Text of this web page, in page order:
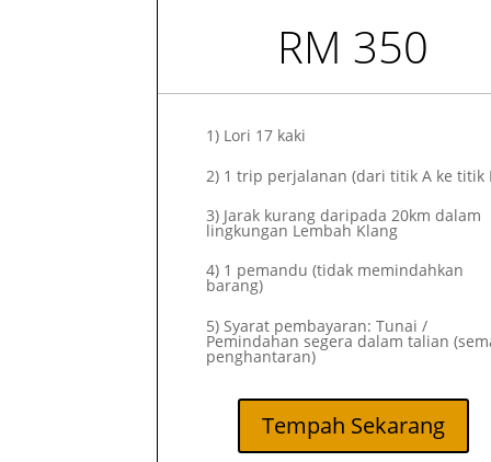
RM 350
1) Lori 17 kaki
2) 1 trip perjalanan (dari titik A ke titik
3) Jarak kurang daripada 20km dalam
lingkungan Lembah Klang
4) 1 pemandu (tidak memindahkan
barang)
5) Syarat pembayaran: Tunai /
Pemindahan segera dalam talian
penghantaran)
Tempah Sekarang